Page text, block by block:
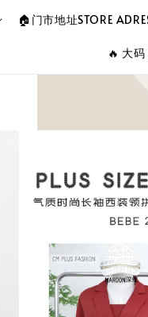
🏠门市地址STORE
🔥 大